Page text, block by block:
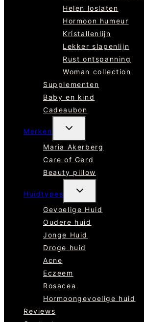
Helen loslaten
Hormoon humeur
Kristallenlijn
Lekker slapenlijn
Rust ontspanning
Woman collection
Supplementen
Baby en kind
Cadeaubon
Merken
SUBMENU
Maria Akerberg
Care of Gerd
Beauty pillow
Huidtypes
SUBMENU
Gevoelige Huid
Oudere huid
Jonge Huid
Droge huid
Acne
Eczeem
Rosacea
Hormoongevoelige huid
Reviews